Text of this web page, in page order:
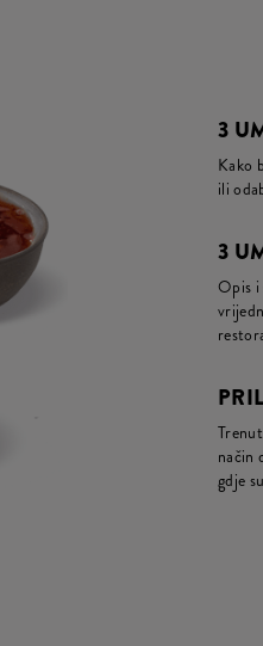
3
Kako
ili
3
Opis i
način
gdje